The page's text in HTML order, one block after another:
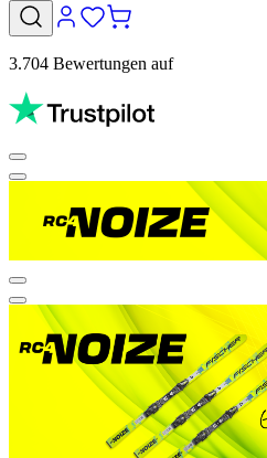
3.704 Bewertungen auf